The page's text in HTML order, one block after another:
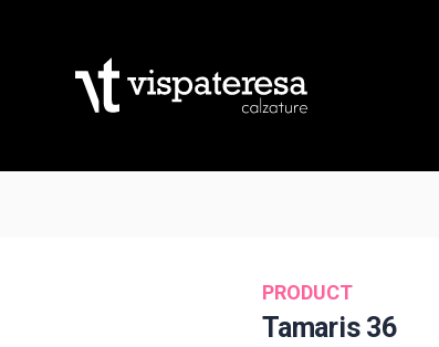
PRODUCT
Tamaris 36